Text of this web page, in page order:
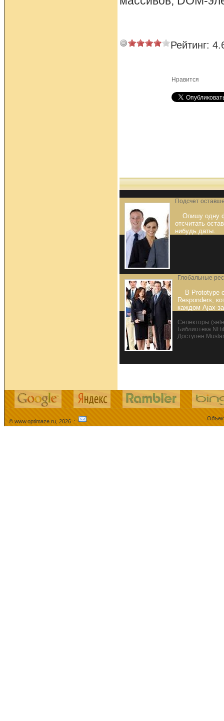
Рейтинг:
Нравится
Подсчет
Опишу одну
отсчитать
нибудь даты.
Глобальные
В Prototype
Responders,
каждом Ajax-
Селекторы
Библиотека
Доступен
© www.optimaze.ru, 2026 .:.